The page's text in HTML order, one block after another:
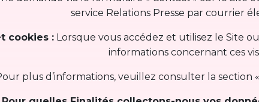
service Relations Presse par courrier
cookies :Lorsque vous accédez et utilisez le Site
informations concernant ces
plus d’informations, veuillez consulter la section